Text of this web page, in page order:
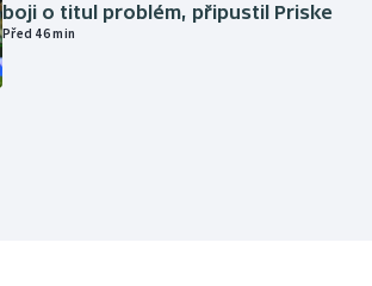
boji o titul problém, připustil Priske
Před 46 min